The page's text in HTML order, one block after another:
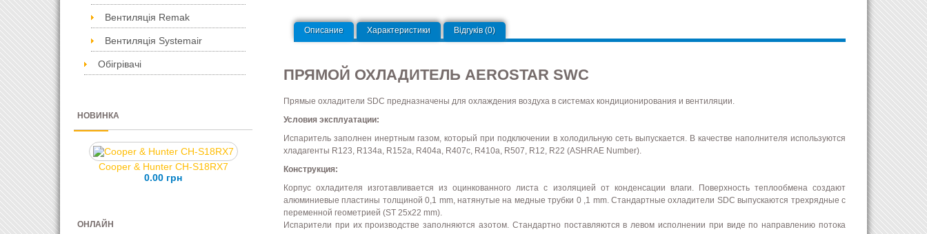
Вентиляція Remak
Вентиляція Systemair
Обігрівачі
НОВИНКА
Cooper & Hunter CH-S18RX7
0.00 грн
ОНЛАЙН
Описание Характеристики Відгуків (0)
ПРЯМОЙ ОХЛАДИТЕЛЬ AEROSTAR SWС
Прямые охладители SDC предназначены для охлаждения воздуха в системах кондиционирования и вентиляции.
Условия эксплуатации:
Испаритель заполнен инертным газом, который при подключении в холодильную сеть выпускается. В качестве наполнителя используются
хладагенты R123, R134a, R152a, R404a, R407c, R410a, R507, R12, R22 (ASHRAE Number).
Конструкция:
Корпус охладителя изготавливается из оцинкованного листа с изоляцией от конденсации влаги. Поверхность теплообмена создают
алюминиевые пластины толщиной 0,1 mm, натянутые на медные трубки 0 ,1 mm. Стандартные охладители SDC выпускаются трехрядные с
переменной геометрией (ST 25x22 mm).
Испарители при их производстве заполняются азотом. Стандартно поставляются в левом исполнении при виде по направлению потока